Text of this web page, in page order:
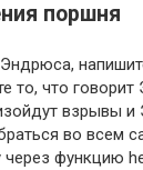
поршня
то, что
взрывы и
во всем
через функцию